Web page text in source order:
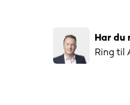
Populær
Har du
Ring til